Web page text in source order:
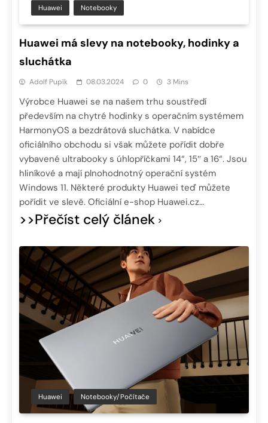
Huawei Notebooky
Huawei má slevy na notebooky, hodinky a
sluchátka
Adolf Pupík 08.03.2024 0 3 Mins
Výrobce Huawei se na našem trhu soustředí
především na chytré hodinky s operačním systémem
HarmonyOS a bezdrátová sluchátka. V nabídce
oficiálního obchodu si však můžete pořídit dobře
vybavené ultrabooky s úhlopříčkami 14“, 15″ a 16“. Jsou
hliníkové a mají plnohodnotný operační systém
Windows 11. Některé produkty Huawei teď můžete
pořídit ve slevě. Oficiální e-shop Huawei.cz…
>>Přečíst celý článek
Huawei Notebooky/Počítače